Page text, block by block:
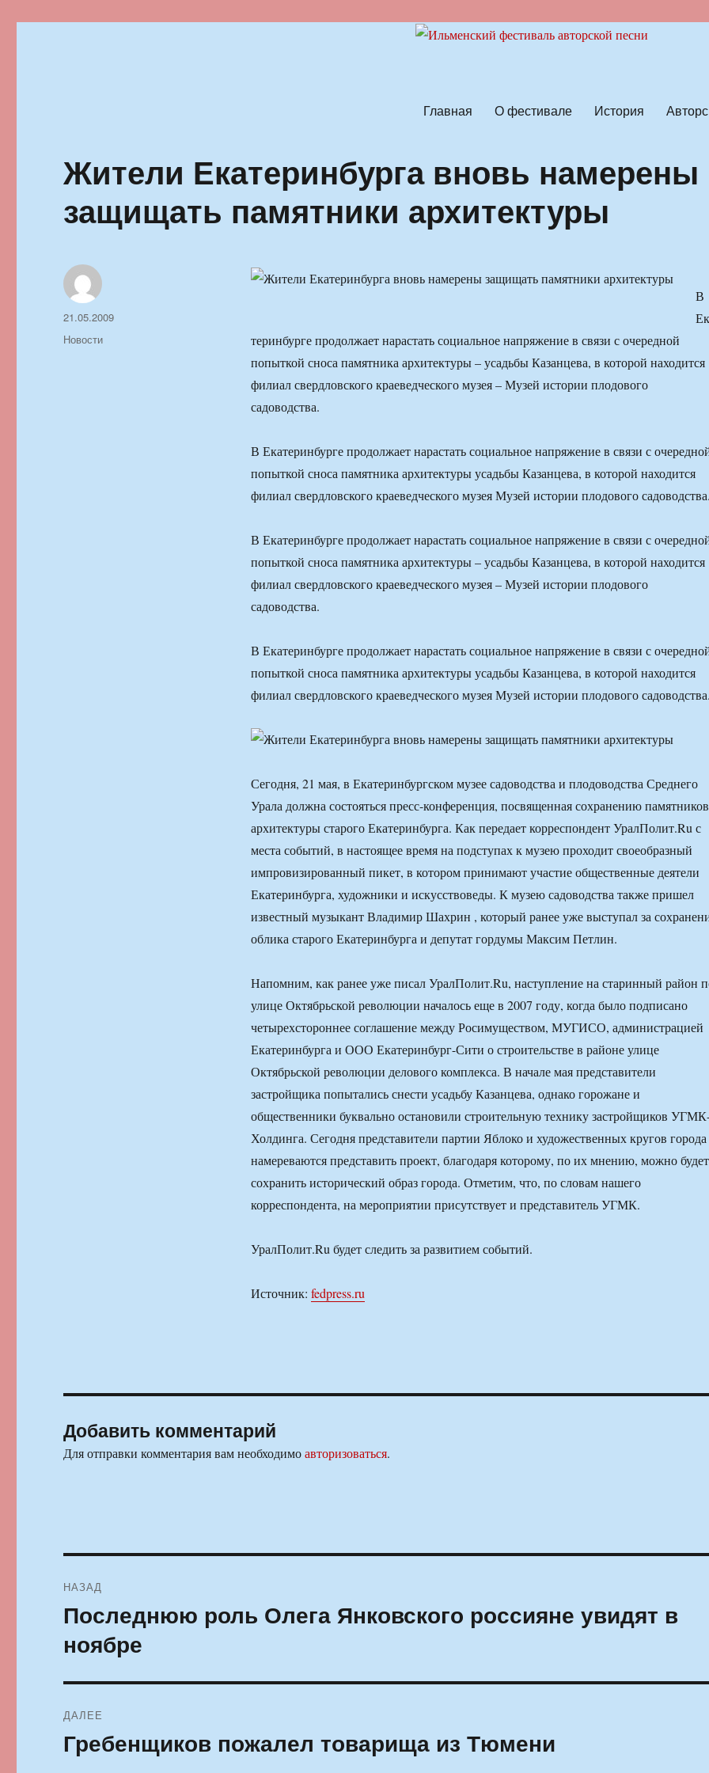
Главная О фестивале История
Жители Екатеринбурга вновь намерены
защищать памятники архитектуры
В
теринбурге продолжает нарастать социальное напряжение в связи с очередной
попыткой сноса памятника архитектуры – усадьбы Казанцева, в которой находится
филиал свердловского краеведческого музея – Музей истории плодового
садоводства.
В Екатеринбурге продолжает нарастать социальное напряжение в связи с
попыткой сноса памятника архитектуры усадьбы Казанцева, в которой находится
филиал свердловского краеведческого музея Музей истории плодового
В Екатеринбурге продолжает нарастать социальное напряжение в связи с
попыткой сноса памятника архитектуры – усадьбы Казанцева, в которой находится
филиал свердловского краеведческого музея – Музей истории плодового
садоводства.
В Екатеринбурге продолжает нарастать социальное напряжение в связи с
попыткой сноса памятника архитектуры усадьбы Казанцева, в которой находится
филиал свердловского краеведческого музея Музей истории плодового
Сегодня, 21 мая, в Екатеринбургском музее садоводства и плодоводства Среднего
Урала должна состояться пресс-конференция, посвященная сохранению памятников
архитектуры старого Екатеринбурга. Как передает корреспондент УралПолит.Ru с
места событий, в настоящее время на подступах к музею проходит своеобразный
импровизированный пикет, в котором принимают участие общественные деятели
Екатеринбурга, художники и искусствоведы. К музею садоводства также пришел
известный музыкант Владимир Шахрин , который ранее уже выступал за
облика старого Екатеринбурга и депутат гордумы Максим Петлин.
Напомним, как ранее уже писал УралПолит.Ru, наступление на старинный район
улице Октябрьской революции началось еще в 2007 году, когда было подписано
четырехстороннее соглашение между Росимуществом, МУГИСО, администрацией
Екатеринбурга и ООО Екатеринбург-Сити о строительстве в районе улице
Октябрьской революции делового комплекса. В начале мая представители
застройщика попытались снести усадьбу Казанцева, однако горожане и
общественники буквально остановили строительную технику застройщиков
Холдинга. Сегодня представители партии Яблоко и художественных кругов города
намереваются представить проект, благодаря которому, по их мнению, можно будет
сохранить исторический образ города. Отметим, что, по словам нашего
корреспондента, на мероприятии присутствует и представитель УГМК.
УралПолит.Ru будет следить за развитием событий.
Источник: fedpress.ru
Автор
Опубликовано
21.05.2009
Рубрики
Новости
Добавить комментарий
Для отправки комментария вам необходимоавторизоваться.
по
записям
НАЗАД
Предыдущая
Последнюю роль Олега Янковского россияне увидят в
ноябре
ДАЛЕЕ
Следующая
запись:
Гребенщиков пожалел товарища из Тюмени